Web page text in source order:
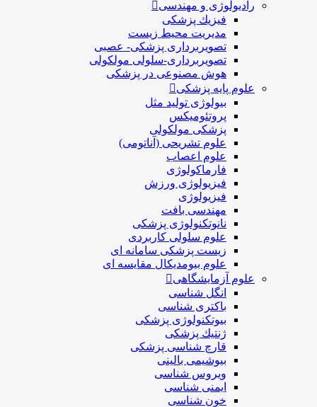
رادیولوژی و مهندسی
فيزيك پزشکی
مدیریت محیط زیست
تصویربرداری پزشکی- عصبی
تصویربرداری-سلولی مولکولی
هوش مصنوعی در پزشکی
علوم پایه پزشکی
بیولوژی تولید مثل
پروتئومیکس
پزشکی مولکولی
علوم تشریحی (آناتومی)
علوم اعصاب
فارماکولوژی
فیزیولوژی ورزش
فیزیولوژی
مهندسی بافت
نانوتکنولوژی پزشکی
علوم سلولی کاربردی
زیست پزشکی سامانه ای
علوم بیومدیکال مقایسه ای
علوم آزمایشگاهی
انگل شناسی
باکتری شناسی
بیوتکنولوژی پزشکی
ژنتيك پزشکی
قارچ شناسی پزشكی
بیوشیمی بالینی
ویروس شناسی
ایمنی شناسی
خون شناسی